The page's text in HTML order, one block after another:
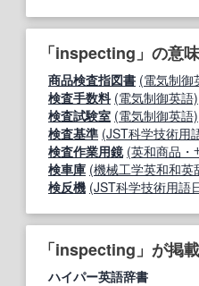
「inspecting」の意
商品検査指図書 (電気制御
検査手数料 (電気制御英語)
検査試験室 (電気制御英語)
検査基準 (JST科学技術用
検査作業用鏡 (英和商品・
検車庫 (機械工学英和和英
検反機 (JST科学技術用語
「inspecting」が掲
ハイパー英語辞書